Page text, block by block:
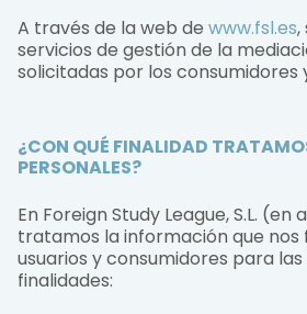
A través de la web de www.fsl.es,
servicios de gestión de la
solicitadas por los consumidores
¿CON QUÉ FINALIDAD
PERSONALES?
En Foreign Study League, S.L. (en
tratamos la información que nos
usuarios y consumidores para las
finalidades: